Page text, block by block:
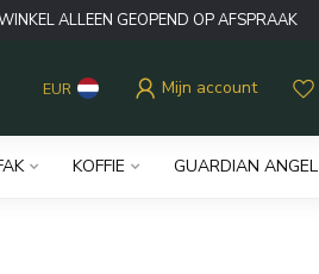
ALLEEN GEOPEND OP AFSPRAAK
EUR Mijn account
KOFFIE GUARDIAN ANGEL